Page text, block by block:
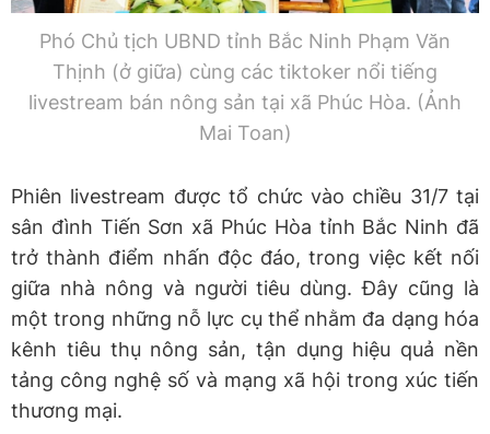
Phó Chủ tịch UBND tỉnh Bắc Ninh Phạm Văn
Thịnh (ở giữa) cùng các tiktoker nổi tiếng
livestream bán nông sản tại xã Phúc Hòa. (Ảnh
Mai Toan)
Phiên livestream được tổ chức vào chiều 31/7 tại
sân đình Tiến Sơn xã Phúc Hòa tỉnh Bắc Ninh đã
trở thành điểm nhấn độc đáo, trong việc kết nối
giữa nhà nông và người tiêu dùng. Đây cũng là
một trong những nỗ lực cụ thể nhằm đa dạng hóa
kênh tiêu thụ nông sản, tận dụng hiệu quả nền
tảng công nghệ số và mạng xã hội trong xúc tiến
thương mại.